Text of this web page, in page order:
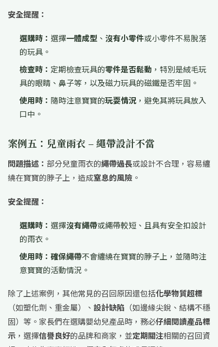
安全提醒：
選購時： 選擇一體成型 、 沒有小零件或小零件不易脫落
的玩具。
檢查時： 定期檢查玩具的零件是否鬆動 ，特別是絨毛玩
具的眼睛、鼻子等，以及磁力玩具的磁鐵是否牢固。
使用時： 隨時注意寶寶的玩耍情況 ，避免其將玩具放入
口中。
案例五：兒童雨衣 – 繩帶設計不當
問題描述： 部分兒童雨衣的繩帶過長或設計不合理，容易纏
繞在寶寶的脖子上，造成窒息的風險 。
安全提醒：
選購時： 選擇沒有繩帶或繩帶較短、且具有安全扣設計
的雨衣。
使用時： 確保繩帶不會纏繞在寶寶的脖子上，並隨時注
意寶寶的活動情況。
除了上述案例，其他常見的召回原因還包括化學物質超標
（如塑化劑、重金屬）、 設計缺陷 （如邊緣尖銳、結構不穩
固）等。家長們在選購嬰幼兒產品時，務必仔細閱讀產品標
示 ，選擇信譽良好的品牌和商家，並定期關注相關的召回資